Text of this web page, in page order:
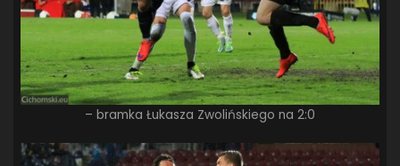
– bramka Łukasza Zwolińskiego na 2:0